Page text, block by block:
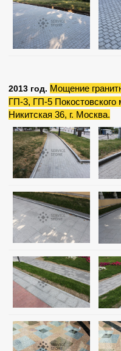
2013 год. Мощение
ГП-3, ГП-5
Никитская 36, г. Москва.